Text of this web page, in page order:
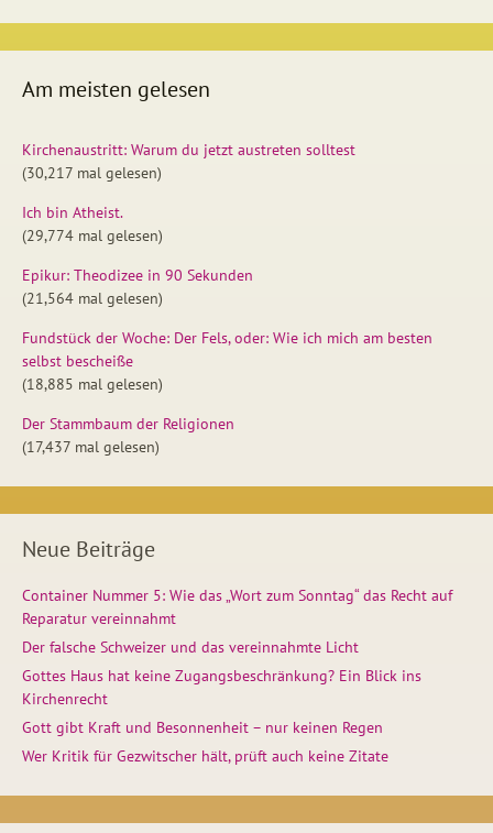
Am meisten gelesen
Kirchenaustritt: Warum du jetzt austreten solltest
(30,217 mal gelesen)
Ich bin Atheist.
(29,774 mal gelesen)
Epikur: Theodizee in 90 Sekunden
(21,564 mal gelesen)
Fundstück der Woche: Der Fels, oder: Wie ich mich am besten
selbst bescheiße
(18,885 mal gelesen)
Der Stammbaum der Religionen
(17,437 mal gelesen)
Neue Beiträge
Container Nummer 5: Wie das „Wort zum Sonntag“ das Recht auf
Reparatur vereinnahmt
Der falsche Schweizer und das vereinnahmte Licht
Gottes Haus hat keine Zugangsbeschränkung? Ein Blick ins
Kirchenrecht
Gott gibt Kraft und Besonnenheit – nur keinen Regen
Wer Kritik für Gezwitscher hält, prüft auch keine Zitate